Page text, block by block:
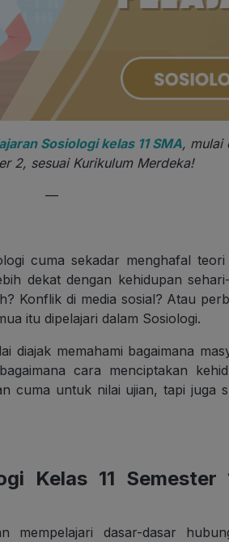
Sosiologi kelas 11 SMA, mulai
2, sesuai Kurikulum Merdeka!
—
cuma sekadar menghafal
dekat dengan kehidupan
Konflik di media sosial? Atau
itu dipelajari dalam Sosiologi.
diajak memahami bagaimana
cara menciptakan
cuma untuk nilai ujian, tapi juga
Kelas 11 Semester
mempelajari dasar-dasar